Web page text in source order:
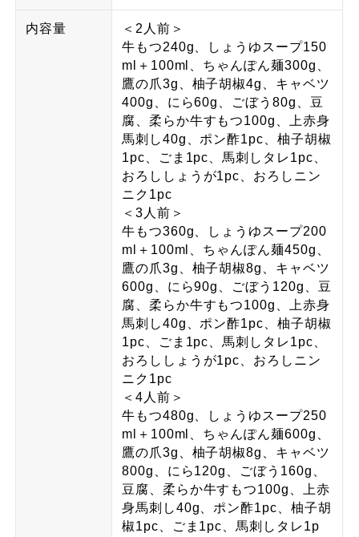
内容量
＜2人前＞
牛もつ240g、しょうゆスープ150
ml＋100ml、ちゃんぽん麺300g、
鷹の爪3g、柚子胡椒4g、キャベツ
400g、にら60g、ごぼう80g、豆
腐、柔らか牛すもつ100g、上赤身
馬刺し40g、ポン酢1pc、柚子胡椒
1pc、ごま1pc、馬刺しタレ1pc、
おろししょうが1pc、おろしニン
ニク1pc
＜3人前＞
牛もつ360g、しょうゆスープ200
ml＋100ml、ちゃんぽん麺450g、
鷹の爪3g、柚子胡椒8g、キャベツ
600g、にら90g、ごぼう120g、豆
腐、柔らか牛すもつ100g、上赤身
馬刺し40g、ポン酢1pc、柚子胡椒
1pc、ごま1pc、馬刺しタレ1pc、
おろししょうが1pc、おろしニン
ニク1pc
＜4人前＞
牛もつ480g、しょうゆスープ250
ml＋100ml、ちゃんぽん麺600g、
鷹の爪3g、柚子胡椒8g、キャベツ
800g、にら120g、ごぼう160g、
豆腐、柔らか牛すもつ100g、上赤
身馬刺し40g、ポン酢1pc、柚子胡
椒1pc、ごま1pc、馬刺しタレ1p